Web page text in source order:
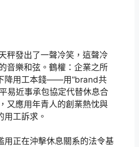
秤發出了一聲冷笑，這聲冷
音樂和弦。鶴權：企業之所
降用工本錢——用“brand共
易近事承包協定代替休息合
又應用年青人的創業熱忱與
用工訴求。
用正在沖擊休息關系的法令基